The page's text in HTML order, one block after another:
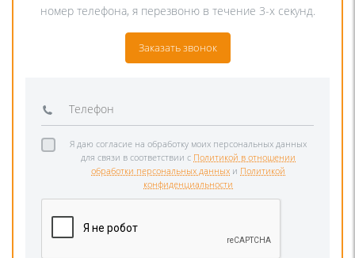
номер телефона, я перезвоню в течение 3-х секунд.
Заказать звонок
Я даю согласие на обработку моих персональных данных
для связи в соответствии с Политикой в отношении
обработки персональных данных и Политикой
конфиденциальности